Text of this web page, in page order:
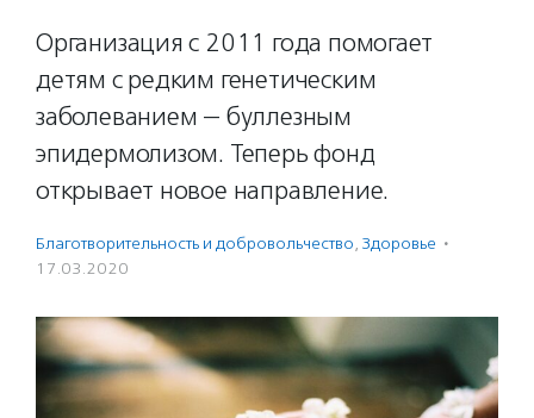
Организация с 2011 года помогает
детям с редким генетическим
заболеванием — буллезным
эпидермолизом. Теперь фонд
открывает новое направление.
Благотвори­тель­ность и доброволь­чест­во, Здоровье ·
17.03.2020